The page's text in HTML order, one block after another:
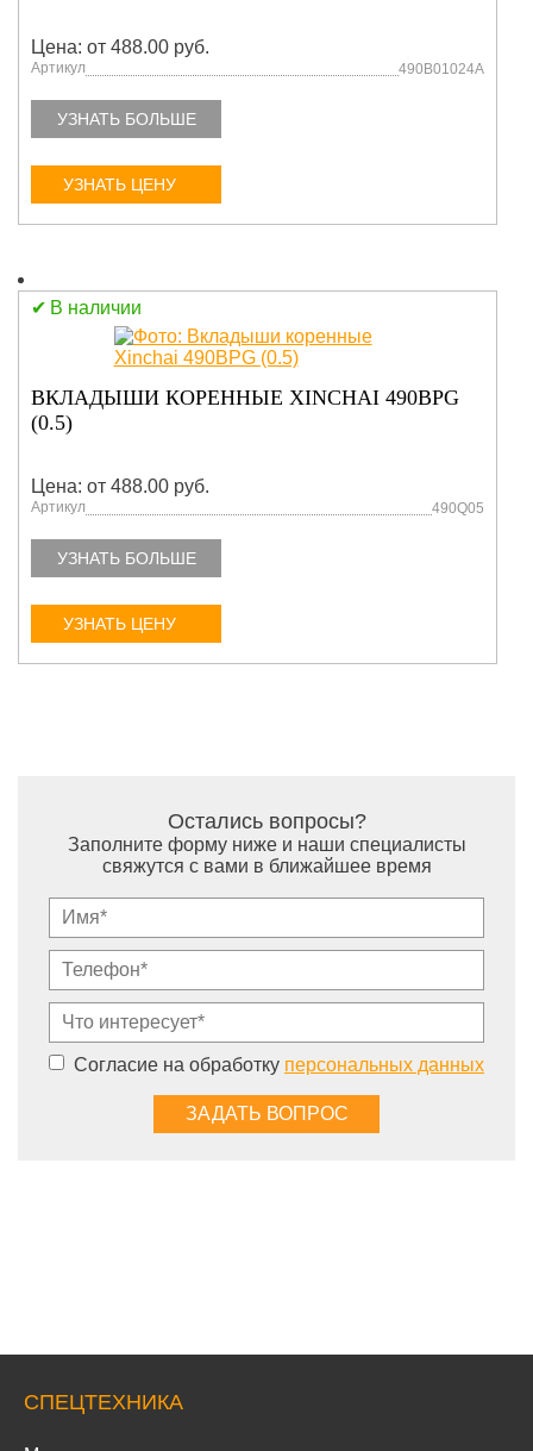
Цена: от 488.00 руб.
Артикул 490B01024A
УЗНАТЬ БОЛЬШЕ
УЗНАТЬ ЦЕНУ
В наличии
ВКЛАДЫШИ КОРЕННЫЕ XINCHAI 490BPG
(0.5)
Цена: от 488.00 руб.
Артикул 490Q05
УЗНАТЬ БОЛЬШЕ
УЗНАТЬ ЦЕНУ
Остались вопросы?
Заполните форму ниже и наши специалисты
свяжутся с вами в ближайшее время
Согласие на обработку персональных данных
СПЕЦТЕХНИКА